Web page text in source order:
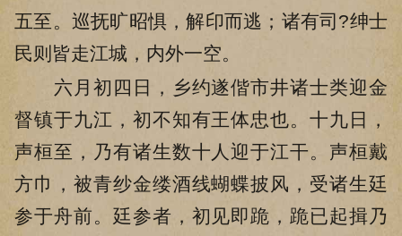
五至。巡抚旷昭惧，解印而逃；诸有司?绅士
民则皆走江城，内外一空。
六月初四日，乡约遂偕市井诸士类迎金
督镇于九江，初不知有王体忠也。十九日，
声桓至，乃有诸生数十人迎于江干。声桓戴
方巾，被青纱金缕酒线蝴蝶披风，受诸生廷
参于舟前。廷参者，初见即跪，跪已起揖乃